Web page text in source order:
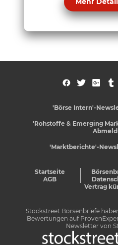
'Börse Intern'-
'Rohstoffe & Emerging
'Marktberichte'-
Startseite
AGB
Vertrag
Stockstreet Börsenbriefe
Bewertungen auf
Newsletter von